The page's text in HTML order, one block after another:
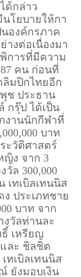
ด้กล่าว
โยบายให้กา
องค์กรภาค
างต่อเนื่องมา
การที่มีความ
คน ก่อนที่
มปิกไทยอีก
ช ประธาน
กรุ๊ป ได้เป็น
งานนักกีฬาที่
บาท
ะวัติศาสตร์
ญิง จาก 3
วัล 300,000
เทเบิลเทนนิส
ประเภทชาย
บาท จาก
งวัลท่านละ
ธิ์ เหรียญ
ละ ชิลชิต
ทเบิลเทนนิส
ยังมอบเงิน